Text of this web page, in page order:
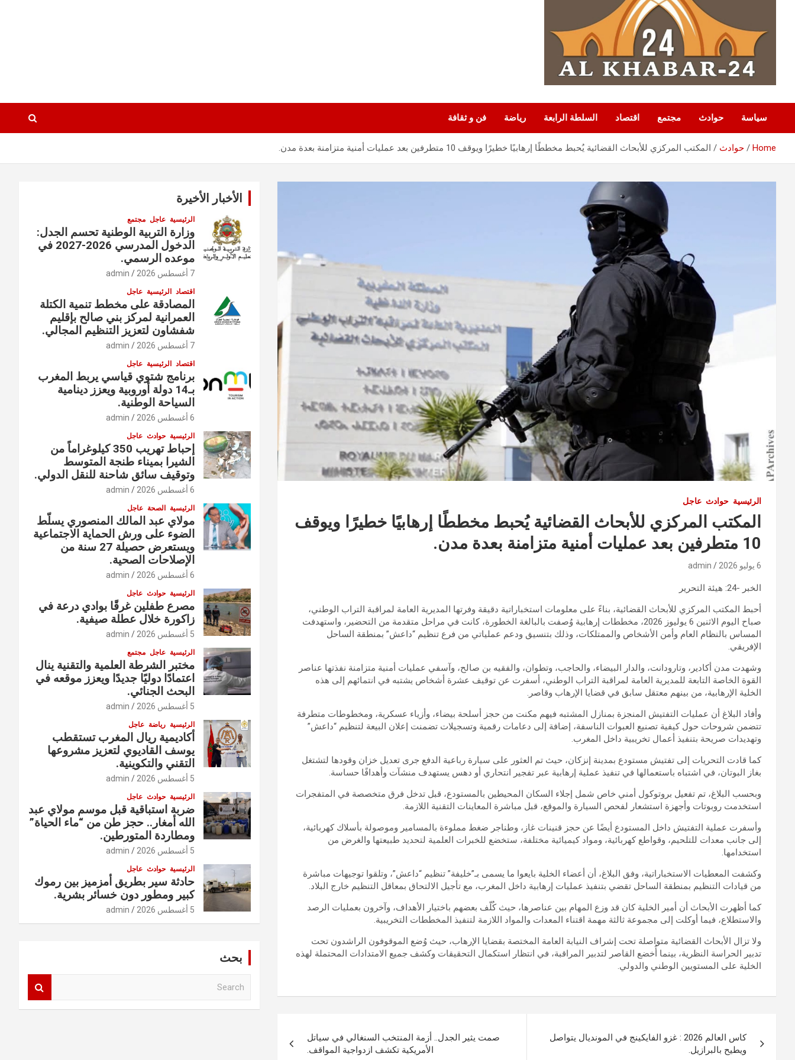
سياسة حوادث مجتمع اقتصاد السلطة الرابعة رياضة فن و ثقافة
Home حوادث المكتب المركزي للأبحاث القضائية يُحبط مخططًا إرهابيًا خطيرًا ويوقف 10 متطرفين بعد عمليات أمنية متزامنة بعدة مدن.
الرئيسية حوادث عاجل
المكتب المركزي للأبحاث القضائية يُحبط مخططًا إرهابيًا خطيرًا ويوقف
10 متطرفين بعد عمليات أمنية متزامنة بعدة مدن.
6 يوليو 2026 admin
الخبر -24: هيئة التحرير
أحبط المكتب المركزي للأبحاث القضائية، بناءً على معلومات استخباراتية دقيقة وفرتها المديرية العامة لمراقبة التراب الوطني،
صباح اليوم الاثنين 6 يوليوز 2026، مخططات إرهابية وُصفت بالبالغة الخطورة، كانت في مراحل متقدمة من التحضير، واستهدفت
المساس بالنظام العام وأمن الأشخاص والممتلكات، وذلك بتنسيق ودعم عملياتي من فرع تنظيم “داعش” بمنطقة الساحل
الإفريقي.
وشهدت مدن أكادير، وتارودانت، والدار البيضاء، والحاجب، وتطوان، والفقيه بن صالح، وآسفي عمليات أمنية متزامنة نفذتها عناصر
القوة الخاصة التابعة للمديرية العامة لمراقبة التراب الوطني، أسفرت عن توقيف عشرة أشخاص يشتبه في انتمائهم إلى هذه
الخلية الإرهابية، من بينهم معتقل سابق في قضايا الإرهاب وقاصر.
وأفاد البلاغ أن عمليات التفتيش المنجزة بمنازل المشتبه فيهم مكنت من حجز أسلحة بيضاء، وأزياء عسكرية، ومخطوطات متطرفة
تتضمن شروحات حول كيفية تصنيع العبوات الناسفة، إضافة إلى دعامات رقمية وتسجيلات تضمنت إعلان البيعة لتنظيم “داعش”
وتهديدات صريحة بتنفيذ أعمال تخريبية داخل المغرب.
كما قادت التحريات إلى تفتيش مستودع بمدينة إنزكان، حيث تم العثور على سيارة رباعية الدفع جرى تعديل خزان وقودها لتشتغل
بغاز البوتان، في اشتباه باستعمالها في تنفيذ عملية إرهابية عبر تفجير انتحاري أو دهس يستهدف منشآت وأهدافًا حساسة.
وبحسب البلاغ، تم تفعيل بروتوكول أمني خاص شمل إجلاء السكان المحيطين بالمستودع، قبل تدخل فرق متخصصة في المتفجرات
استخدمت روبوتات وأجهزة استشعار لفحص السيارة والموقع، قبل مباشرة المعاينات التقنية اللازمة.
وأسفرت عملية التفتيش داخل المستودع أيضًا عن حجز قنينات غاز، وطناجر ضغط مملوءة بالمسامير وموصولة بأسلاك كهربائية،
إلى جانب معدات للتلحيم، وقواطع كهربائية، ومواد كيميائية مختلفة، ستخضع للخبرات العلمية لتحديد طبيعتها والغرض من
استخدامها.
وكشفت المعطيات الاستخباراتية، وفق البلاغ، أن أعضاء الخلية بايعوا ما يسمى بـ”خليفة” تنظيم “داعش”، وتلقوا توجيهات مباشرة
من قيادات التنظيم بمنطقة الساحل تقضي بتنفيذ عمليات إرهابية داخل المغرب، مع تأجيل الالتحاق بمعاقل التنظيم خارج البلاد.
كما أظهرت الأبحاث أن أمير الخلية كان قد وزع المهام بين عناصرها، حيث كُلّف بعضهم باختيار الأهداف، وآخرون بعمليات الرصد
والاستطلاع، فيما أوكلت إلى مجموعة ثالثة مهمة اقتناء المعدات والمواد اللازمة لتنفيذ المخططات التخريبية.
ولا تزال الأبحاث القضائية متواصلة تحت إشراف النيابة العامة المختصة بقضايا الإرهاب، حيث وُضع الموقوفون الراشدون تحت
تدبير الحراسة النظرية، بينما أُخضع القاصر لتدبير المراقبة، في انتظار استكمال التحقيقات وكشف جميع الامتدادات المحتملة لهذه
الخلية على المستويين الوطني والدولي.
المقالات
كاس العالم 2026 : غزو الفايكينج في المونديال يتواصل
ويطيح بالبرازيل.
صمت يثير الجدل.. أزمة المنتخب السنغالي في سياتل
الأمريكية تكشف ازدواجية المواقف.
الأخبار الأخيرة
الرئيسية عاجل مجتمع
وزارة التربية الوطنية تحسم الجدل:
الدخول المدرسي 2026-2027 في
موعده الرسمي.
7 أغسطس 2026 admin
اقتصاد الرئيسية عاجل
المصادقة على مخطط تنمية الكتلة
العمرانية لمركز بني صالح بإقليم
شفشاون لتعزيز التنظيم المجالي.
7 أغسطس 2026 admin
اقتصاد الرئيسية عاجل
برنامج شتوي قياسي يربط المغرب
بـ14 دولة أوروبية ويعزز دينامية
السياحة الوطنية.
6 أغسطس 2026 admin
الرئيسية حوادث عاجل
إحباط تهريب 350 كيلوغراماً من
الشيرا بميناء طنجة المتوسط
وتوقيف سائق شاحنة للنقل الدولي.
6 أغسطس 2026 admin
الرئيسية الصحة عاجل
مولاي عبد المالك المنصوري يسلّط
الضوء على ورش الحماية الاجتماعية
ويستعرض حصيلة 27 سنة من
الإصلاحات الصحية.
6 أغسطس 2026 admin
الرئيسية حوادث عاجل
مصرع طفلين غرقًا بوادي درعة في
زاكورة خلال عطلة صيفية.
5 أغسطس 2026 admin
الرئيسية عاجل مجتمع
مختبر الشرطة العلمية والتقنية ينال
اعتمادًا دوليًا جديدًا ويعزز موقعه في
البحث الجنائي.
5 أغسطس 2026 admin
الرئيسية رياضة عاجل
أكاديمية ريال المغرب تستقطب
يوسف القاديوي لتعزيز مشروعها
التقني والتكوينية.
5 أغسطس 2026 admin
الرئيسية حوادث عاجل
ضربة استباقية قبل موسم مولاي عبد
الله أمغار.. حجز طن من “ماء الحياة”
ومطاردة المتورطين.
5 أغسطس 2026 admin
الرئيسية حوادث عاجل
حادثة سير بطريق أمزميز بين رموك
كبير ومطور دون خسائر بشرية.
5 أغسطس 2026 admin
بحث